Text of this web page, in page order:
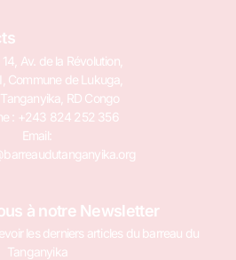
Av. de la Révolution,
Commune de Lukuga,
RD Congo
: +243 824 252 356
Email:
à notre Newsletter
les derniers articles du barreau du
Tanganyika